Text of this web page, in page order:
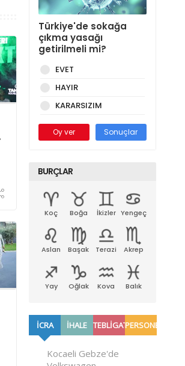
Türkiye'de sokağa
çıkma yasağı
getirilmeli mi?
EVET
HAYIR
KARARSIZIM
Oy ver Sonuçlar
BURÇLAR
Koç Boğa İkizler Yengeç
Aslan Başak Terazi Akrep
Yay Oğlak Kova Balık